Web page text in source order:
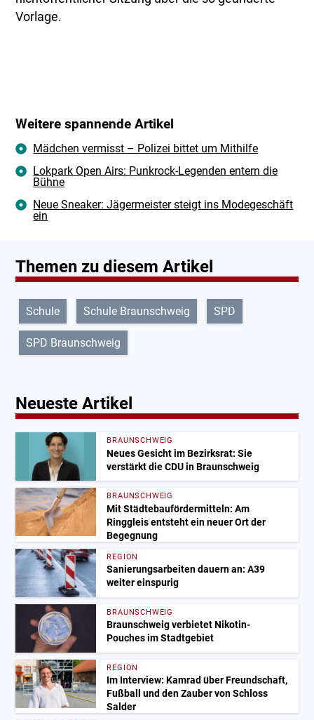
Vorlage.
Weitere spannende Artikel
Mädchen vermisst – Polizei bittet um Mithilfe
Lokpark Open Airs: Punkrock-Legenden entern die
Bühne
Neue Sneaker: Jägermeister steigt ins Modegeschäft
ein
Themen zu diesem Artikel
Schule Schule Braunschweig SPD
SPD Braunschweig
Neueste Artikel
BRAUNSCHWEIG
Neues Gesicht im Bezirksrat: Sie
verstärkt die CDU in Braunschweig
BRAUNSCHWEIG
Mit Städtebaufördermitteln: Am
Ringgleis entsteht ein neuer Ort der
Begegnung
REGION
Sanierungsarbeiten dauern an: A39
weiter einspurig
BRAUNSCHWEIG
Braunschweig verbietet Nikotin-
Pouches im Stadtgebiet
REGION
Im Interview: Kamrad über Freundschaft,
Fußball und den Zauber von Schloss
Salder